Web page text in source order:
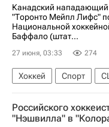
Канадский
"Торонто Мейпл Лифс"
Национальной
Баффало (штат...
27 июня, 03:33 274
Хоккей Спорт
Баффало
Сан-
Торонто Мейпл Лифс
Российского
"Нэшвилла" в